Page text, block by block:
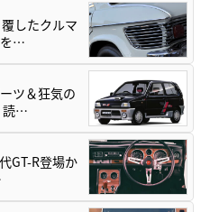
したクルマ
を…
ツ＆狂気の
読…
GT-R登場か